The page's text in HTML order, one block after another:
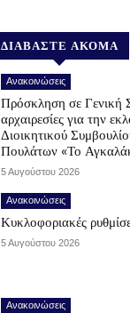
ΔΙΑΒΑΣΤΕ ΑΚΟΜΑ
Ανακοινώσεις
Πρόσκληση σε Γενική
αρχαιρεσίες για την
Διοικητικού
Πουλάτων «Το
5 Αυγούστου 2026
Ανακοινώσεις
Κυκλοφοριακές
5 Αυγούστου 2026
Ανακοινώσεις